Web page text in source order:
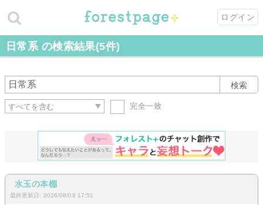
ログイン
日常系 の検索結果(5件)
検索
完全一致
水玉の本棚
最終更新日: 2026/08/08 17:51